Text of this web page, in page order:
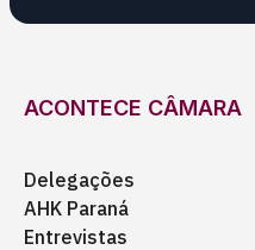
ACONTECE CÂMARA
Delegações
AHK Paraná
Entrevistas